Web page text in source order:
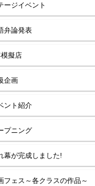
ジイベント
論発表
擬店
企画
ト紹介
ニング
が完成しました!
ェス～各クラスの作品～